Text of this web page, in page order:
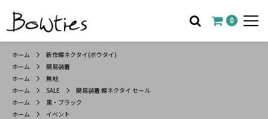
0
ホーム
新作蝶ネクタイ(ボウタイ)
ホーム
簡易装着
ホーム
無地
ホーム
SALE
簡易装着 蝶ネクタイ セール
ホーム
黒・ブラック
ホーム
イベント